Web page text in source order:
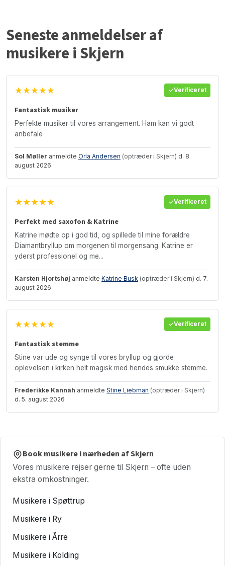
Seneste anmeldelser af
musikere i Skjern
★★★★★ Verificeret
Fantastisk musiker
Perfekte musiker til vores arrangement. Ham kan vi godt
anbefale
Sol Møller anmeldte Orla Andersen (optræder i Skjern) d. 8.
august 2026
★★★★★ Verificeret
Perfekt med saxofon & Katrine
Katrine mødte op i god tid, og spillede til mine forældre
Diamantbryllup om morgenen til morgensang. Katrine er
yderst professionel og me...
Karsten Hjortshøj anmeldte Katrine Busk (optræder i Skjern) d. 7.
august 2026
★★★★★ Verificeret
Fantastisk stemme
Stine var ude og synge til vores bryllup og gjorde
oplevelsen i kirken helt magisk med hendes smukke stemme.
Frederikke Kannah anmeldte Stine Liebman (optræder i Skjern)
d. 5. august 2026
Book musikere i nærheden af Skjern
Vores musikere rejser gerne til Skjern – ofte uden
ekstra omkostninger.
Musikere i Spøttrup
Musikere i Ry
Musikere i Årre
Musikere i Kolding